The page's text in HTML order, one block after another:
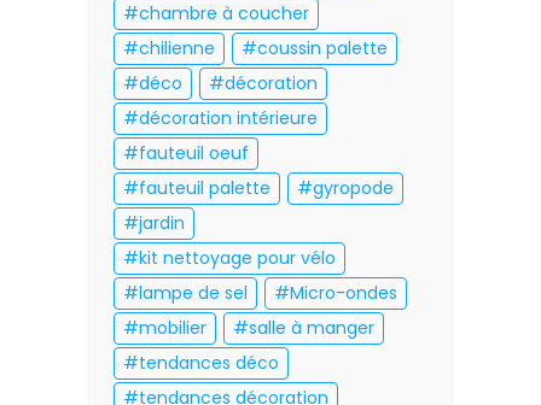
chambre à coucher
chilienne
coussin palette
déco
décoration
décoration intérieure
fauteuil oeuf
fauteuil palette
gyropode
jardin
kit nettoyage pour vélo
lampe de sel
Micro-ondes
mobilier
salle à manger
tendances déco
tendances décoration